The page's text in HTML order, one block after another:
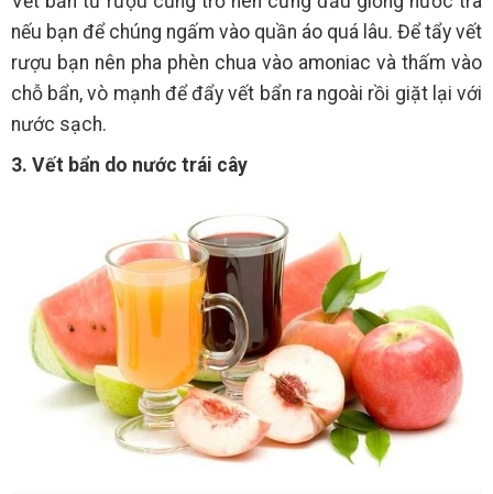
nếu bạn để chúng ngấm vào quần áo quá lâu. Để tẩy vết
rượu bạn nên pha phèn chua vào amoniac và thấm vào
chỗ bẩn, vò mạnh để đẩy vết bẩn ra ngoài rồi giặt lại với
nước sạch.
3. Vết bẩn do nước trái cây